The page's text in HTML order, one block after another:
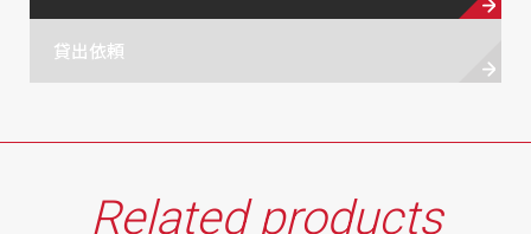
貸出依頼
Related products